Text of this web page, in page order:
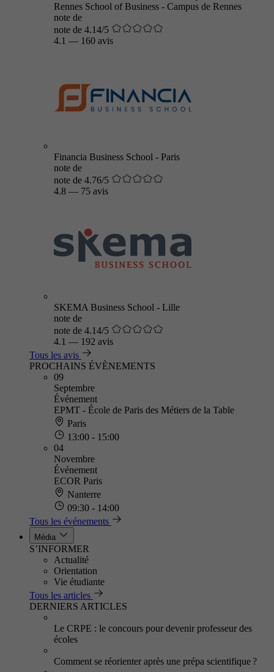
Rennes School of Business - Campus de Rennes
note de
note de 4.14/5
4.1 — 160 avis
Financia Business School - Paris
note de
note de 4.76/5
4.8 — 75 avis
SKEMA Business School - Lille
note de
note de 4.14/5
4.1 — 192 avis
Tous les avis
PROCHAINS ÉVÈNEMENTS
09
Septembre
Événement
EPMT - École de Paris des Métiers de la Table
Paris
13:00 - 15:00
04
Novembre
Événement
ECOR Paris
Nanterre
09:30 - 14:00
Tous les événements
Média
S’INFORMER
Actualité
Orientation
Vie étudiante
Tous les articles
DERNIERS ARTICLES
Le CRPE : le concours pour devenir professeur des
écoles
Comment se réorienter après une prépa scientifique ?